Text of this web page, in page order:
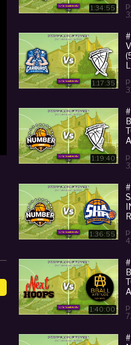
1:34:55
1:17:35
1:19:40
1:36:55
1:40:00